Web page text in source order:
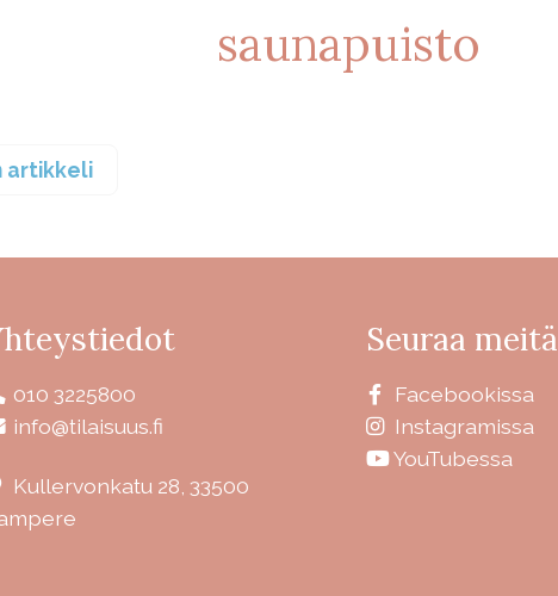
saunapuisto
artikkeli
010 3225800
info@tilaisuus.fi
Kullervonkatu 28, 33500
Seuraa meitä
Facebookissa
Instagramissa
YouTubessa